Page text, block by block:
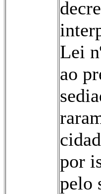
Lei
ao
por
pelo